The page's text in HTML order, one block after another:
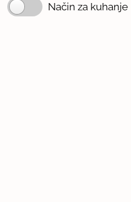
Način za kuhanje